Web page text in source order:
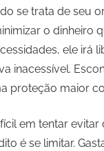
se trata de seu
o dinheiro
ele irá
inacessível.
proteção maior
em tentar evitar
é se limitar.